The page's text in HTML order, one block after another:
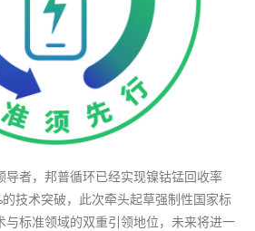
导者，邦普循环已经实现镍钴锰回收率
技术突破，此次牵头起草强制性国家标
与标准领域的双重引领地位，未来将进一